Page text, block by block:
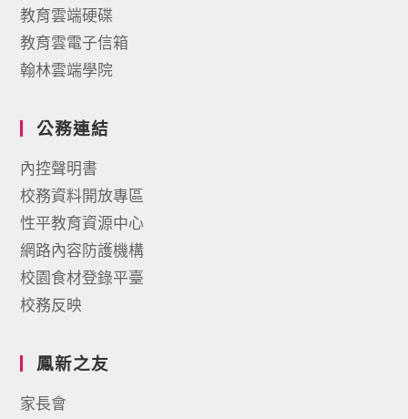
教育雲端硬碟
教育雲電子信箱
翰林雲端學院
公務連結
內控聲明書
校務資料開放專區
性平教育資源中心
網路內容防護機構
校園食材登錄平臺
校務反映
鳳新之友
家長會